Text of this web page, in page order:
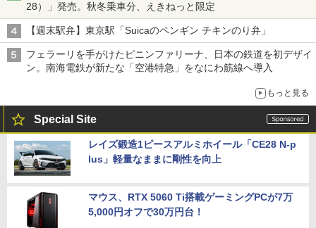
28）」発売。秋冬乗車分、えきねっと限定
【週末駅弁】東京駅「Suicaのペンギン チキンのり弁」
フェラーリを手がけたピニンファリーナ、日本の鉄道を初デザイ
ン。南海電鉄が新たな「空港特急」をなにわ筋線へ導入
もっと見る
Special Site
レイズ鍛造1ピースアルミホイール「CE28 N-p
lus」軽量なままに剛性を向上
マウス、RTX 5060 Ti搭載ゲーミングPCが7万
5,000円オフで30万円台！